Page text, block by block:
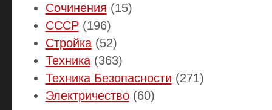
Сочинения (15)
СССР(196)
Стройка(52)
Техника(363)
Техника Безопасности (271)
Электричество(60)